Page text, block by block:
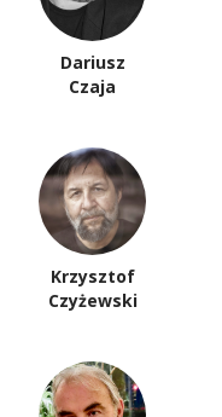
Dariusz
Czaja
Krzysztof
Czyżewski